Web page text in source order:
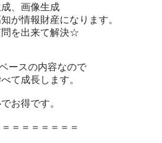
、画像生成
が情報財産になります。
を出来て解決☆
ースの内容なので
て成長します。
お得です。
＝＝＝＝＝＝＝